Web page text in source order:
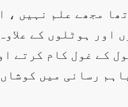
مجھے علم نہیں ،
اور ہوٹلوں کے
کے غول کام کرتے
رسانی میں